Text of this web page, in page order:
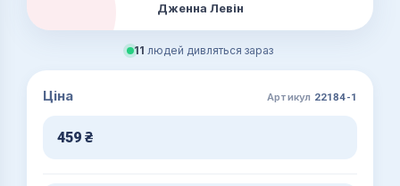
Дженна Левін
11 людей дивляться зараз
Ціна Артикул 22184-1
459 ₴